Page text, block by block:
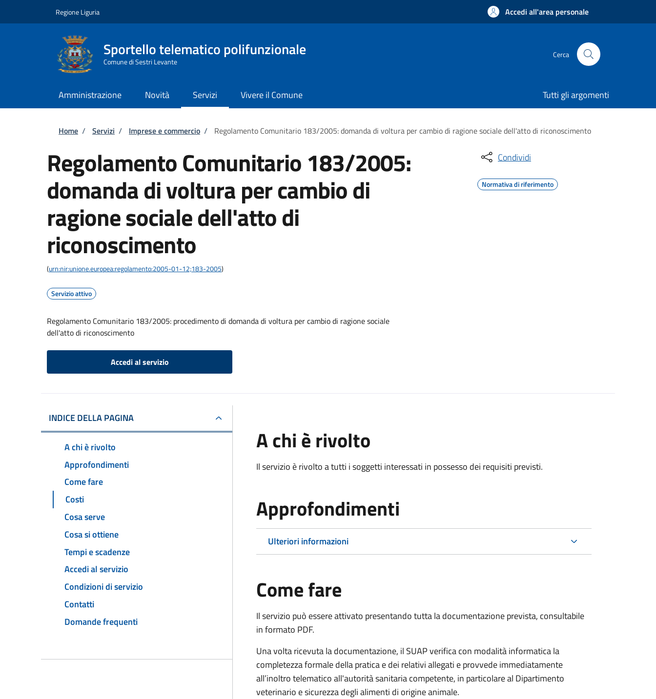
Regione Liguria Accedi all'area personale
Sportello telematico polifunzionale
Comune di Sestri Levante
Cerca
Amministrazione Novità Servizi Vivere il Comune Tutti gli argomenti
Briciole di pane
Home / Servizi / Imprese e commercio / Regolamento Comunitario 183/2005: domanda di voltura per cambio di ragione sociale dell'atto di riconoscimento
Regolamento Comunitario 183/2005:
domanda di voltura per cambio di
ragione sociale dell'atto di
riconoscimento
(urn:nir:unione.europea:regolamento:2005-01-12;183-2005)
Servizio attivo
Regolamento Comunitario 183/2005: procedimento di domanda di voltura per cambio di ragione sociale
dell'atto di riconoscimento
Accedi al servizio
Condividi
Normativa di riferimento
INDICE DELLA PAGINA
A chi è rivolto
Approfondimenti
Come fare
Costi
Cosa serve
Cosa si ottiene
Tempi e scadenze
Accedi al servizio
Condizioni di servizio
Contatti
Domande frequenti
A chi è rivolto
Il servizio è rivolto a tutti i soggetti interessati in possesso dei requisiti previsti.
Approfondimenti
Ulteriori informazioni
Come fare
Il servizio può essere attivato presentando tutta la documentazione prevista, consultabile
in formato PDF.
Una volta ricevuta la documentazione, il SUAP verifica con modalità informatica la
completezza formale della pratica e dei relativi allegati e provvede immediatamente
all’inoltro telematico all'autorità sanitaria competente, in particolare al Dipartimento
veterinario e sicurezza degli alimenti di origine animale.